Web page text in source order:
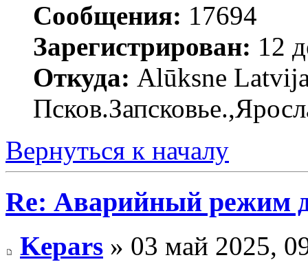
Сообщения: 17694
Зарегистрирован: 12
Откуда: Alūksne
Вернуться к началу
Re: Аварийный режим
Kepars » 03 май 2025,